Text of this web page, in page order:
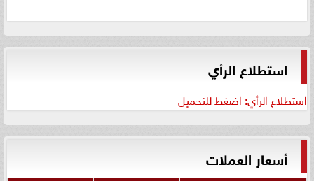
استطلاع الرأي
استطلاع الرأي: اضغط للتحميل
أسعار العملات